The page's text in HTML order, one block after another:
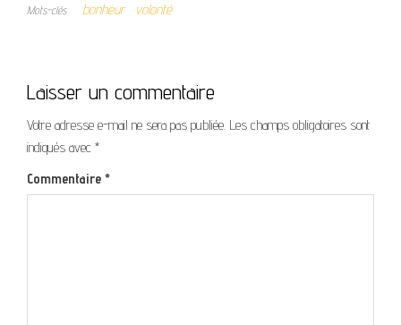
Mots-clés bonheur volonté
Laisser un commentaire
Votre adresse e-mail ne sera pas publiée. Les champs obligatoires sont
indiqués avec *
Commentaire *